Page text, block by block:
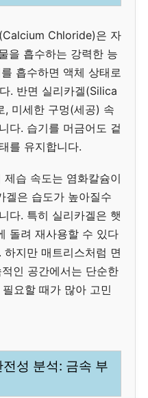
Chloride)은 자
을 흡수하는 강력한 능
흡수하면 액체 상태로
. 반면 실리카겔(Silica
, 미세한 구멍(세공) 속
다. 습기를 머금어도 겉
를 유지합니다.
습 속도는 염화칼슘이
겔은 습도가 높아질수
다. 특히 실리카겔은 햇
돌려 재사용할 수 있다
지만 매트리스처럼 면
인 공간에서는 단순한
필요할 때가 많아 고민
성 분석: 금속 부